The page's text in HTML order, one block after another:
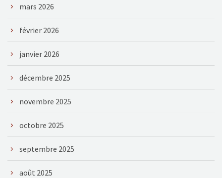
mars 2026
février 2026
janvier 2026
décembre 2025
novembre 2025
octobre 2025
septembre 2025
août 2025